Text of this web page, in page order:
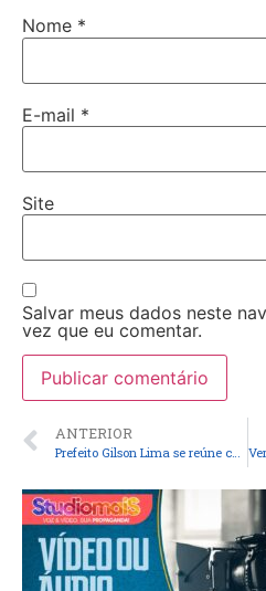
Nome *
E-mail *
Site
Salvar meus dados neste
vez que eu comentar.
ANTERIOR